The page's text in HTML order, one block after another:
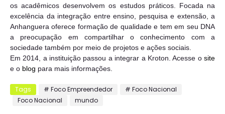
os acadêmicos desenvolvem os estudos práticos. Focada na
excelência da integração entre ensino, pesquisa e extensão, a
Anhanguera oferece formação de qualidade e tem em seu DNA
a preocupação em compartilhar o conhecimento com a
sociedade também por meio de projetos e ações sociais.
Em 2014, a instituição passou a integrar a Kroton. Acesse o site
e o blog para mais informações.
Tags # Foco Empreendedor
# Foco Nacional
Foco Nacional
mundo